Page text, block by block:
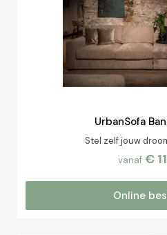
UrbanSofa
Stel zelf jouw
vanaf €
Online